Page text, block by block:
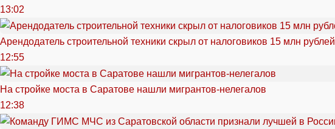
13:02
Арендодатель строительной техники скрыл от налоговиков 15 млн рублей
12:55
На стройке моста в Саратове нашли мигрантов-нелегалов
12:38